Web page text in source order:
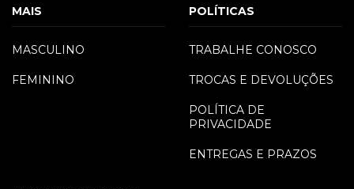
MAIS
MASCULINO
FEMININO
POLÍTICAS
TRABALHE CONOSCO
TROCAS E DEVOLUÇÕES
POLÍTICA DE
PRIVACIDADE
ENTREGAS E PRAZOS